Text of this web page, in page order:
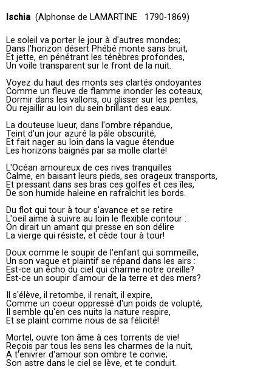
Ischia (Alphonse de LAMARTINE 1790-1869)
Le soleil va porter le jour à d'autres mondes;
Dans l'horizon désert Phébé monte sans bruit,
Et jette, en pénétrant les ténèbres profondes,
Un voile transparent sur le front de la nuit.
Voyez du haut des monts ses clartés ondoyantes
Comme un fleuve de flamme inonder les coteaux,
Dormir dans les vallons, ou glisser sur les pentes,
Ou rejaillir au loin du sein brillant des eaux.
La douteuse lueur, dans l'ombre répandue,
Teint d'un jour azuré la pâle obscurité,
Et fait nager au loin dans la vague étendue
Les horizons baignés par sa molle clarté!
L'Océan amoureux de ces rives tranquilles
Calme, en baisant leurs pieds, ses orageux transports,
Et pressant dans ses bras ces golfes et ces îles,
De son humide haleine en rafraîchit les bords.
Du flot qui tour à tour s'avance et se retire
L'oeil aime à suivre au loin le flexible contour :
On dirait un amant qui presse en son délire
La vierge qui résiste, et cède tour à tour!
Doux comme le soupir de l'enfant qui sommeille,
Un son vague et plaintif se répand dans les airs :
Est-ce un écho du ciel qui charme notre oreille?
Est-ce un soupir d'amour de la terre et des mers?
Il s'élève, il retombe, il renaît, il expire,
Comme un coeur oppressé d'un poids de volupté,
Il semble qu'en ces nuits la nature respire,
Et se plaint comme nous de sa félicité!
Mortel, ouvre ton âme à ces torrents de vie!
Reçois par tous les sens les charmes de la nuit,
A t'enivrer d'amour son ombre te convie;
Son astre dans le ciel se lève, et te conduit.